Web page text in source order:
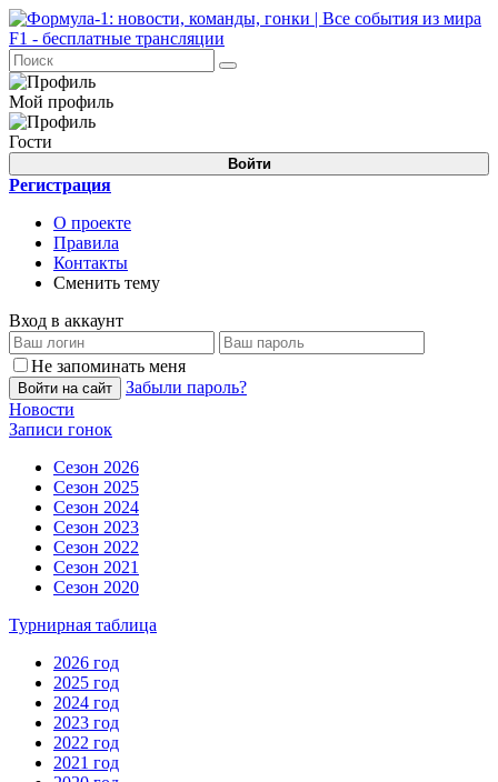
Мой профиль
Гости
Войти
Регистрация
О проекте
Правила
Контакты
Сменить тему
Вход в аккаунт
Не запоминать меня
Войти на сайт
Забыли пароль?
Новости
Записи гонок
Сезон 2026
Сезон 2025
Сезон 2024
Сезон 2023
Сезон 2022
Сезон 2021
Сезон 2020
Турнирная таблица
2026 год
2025 год
2024 год
2023 год
2022 год
2021 год